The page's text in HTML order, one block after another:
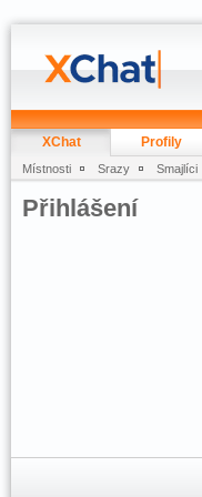
XChat Profily
Místnosti Srazy Smajlíci
Přihlášení